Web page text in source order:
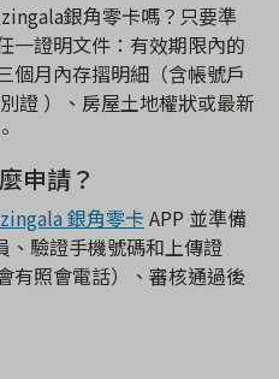
銀角零卡嗎？只要準
一證明文件：有效期限內的
個月內存摺明細（含帳號戶
證 ）、房屋土地權狀或最新
申請？
zingala 銀角零卡 APP 並準備
、驗證手機號碼和上傳證
有照會電話）、審核通過後